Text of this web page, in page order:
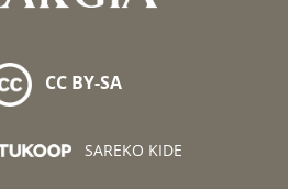
CC BY-SA
SAREKO KIDE